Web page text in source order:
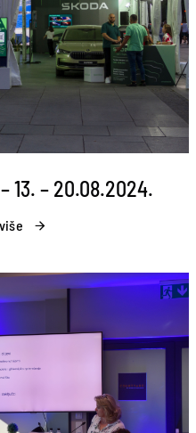
13. – 20.08.2024.